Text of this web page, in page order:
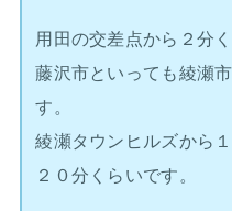
用田の交差点から２分
藤沢市といっても綾瀬
す。
綾瀬タウンヒルズから
２０分くらいです。